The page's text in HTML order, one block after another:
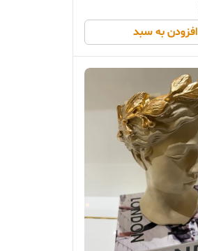
افزودن به سبد